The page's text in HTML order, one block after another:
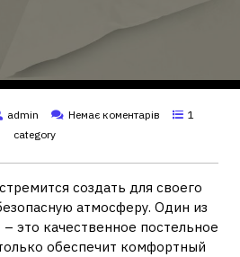
admin Немає коментарів
1
category
создать для своего
атмосферу. Один из
это качественное постельное
обеспечит комфортный